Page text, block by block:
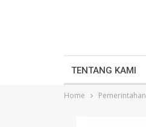
TENTANG KAMI
Home Pemerintahan